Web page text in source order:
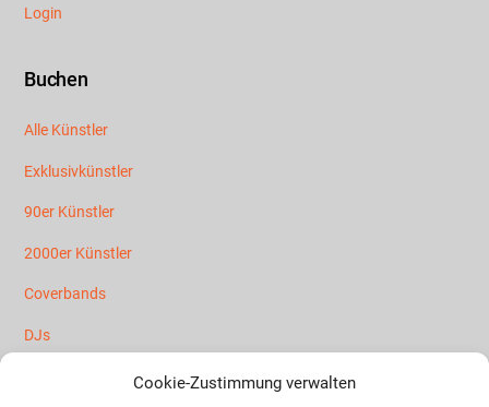
Cookie-Zustimmung verwalten
Login
Buchen
Alle Künstler
Exklusivkünstler
90er Künstler
2000er Künstler
Coverbands
DJs
Mallorca Künstler